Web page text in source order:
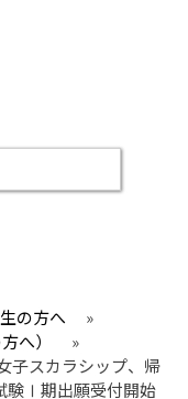
の方へ
»
へ）
»
子スカラシップ、帰
験Ⅰ期出願受付開始